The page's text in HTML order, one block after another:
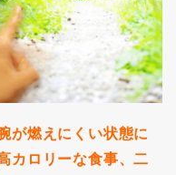
が燃えにくい状態に
カロリーな食事、二